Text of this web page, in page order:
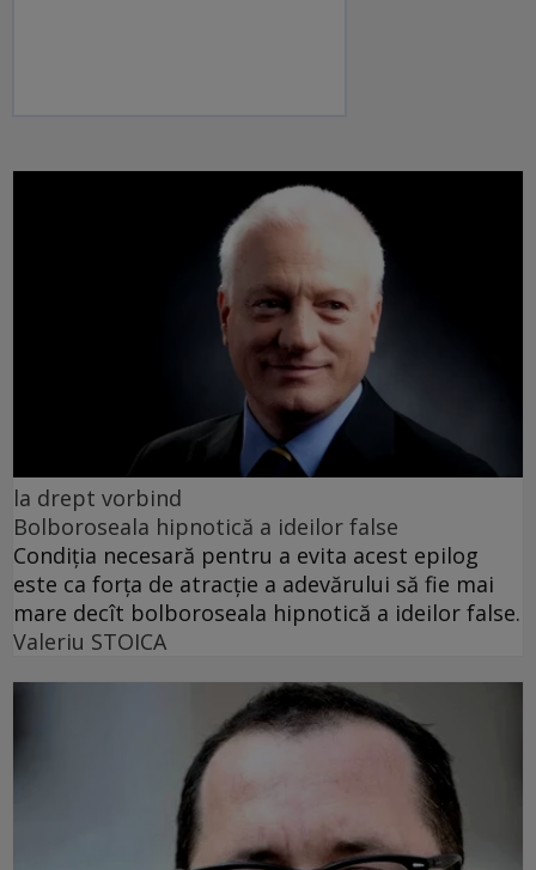
la drept vorbind
Bolboroseala hipnotică a ideilor false
Condiția necesară pentru a evita acest epilog
este ca forța de atracție a adevărului să fie mai
mare decît bolboroseala hipnotică a ideilor false.
Valeriu STOICA